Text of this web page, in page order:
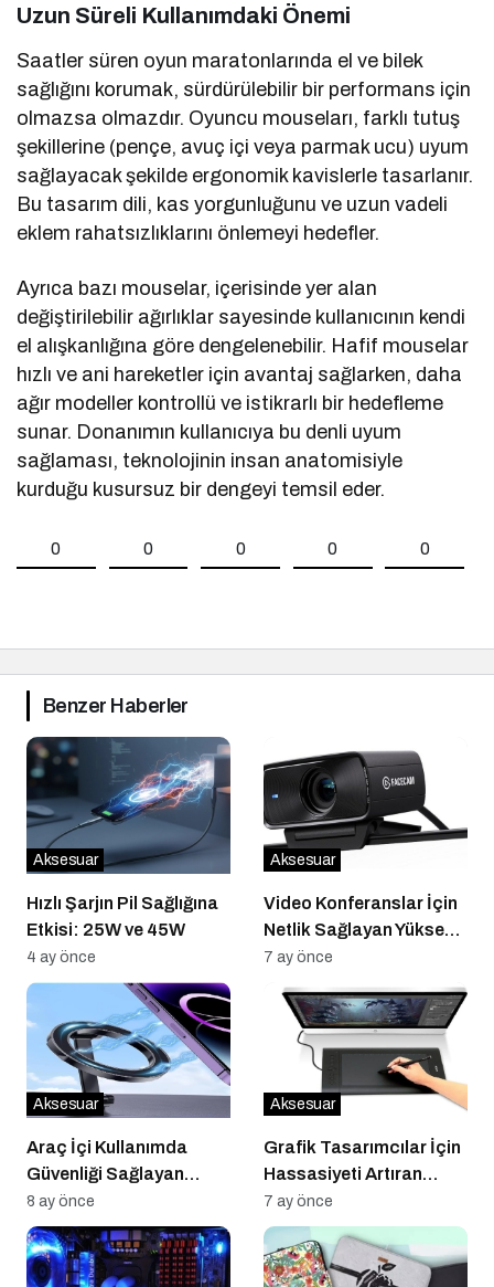
Uzun Süreli Kullanımdaki Önemi
Saatler süren oyun maratonlarında el ve bilek
sağlığını korumak, sürdürülebilir bir performans için
olmazsa olmazdır. Oyuncu mouseları, farklı tutuş
şekillerine (pençe, avuç içi veya parmak ucu) uyum
sağlayacak şekilde ergonomik kavislerle tasarlanır.
Bu tasarım dili, kas yorgunluğunu ve uzun vadeli
eklem rahatsızlıklarını önlemeyi hedefler.
Ayrıca bazı mouselar, içerisinde yer alan
değiştirilebilir ağırlıklar sayesinde kullanıcının kendi
el alışkanlığına göre dengelenebilir. Hafif mouselar
hızlı ve ani hareketler için avantaj sağlarken, daha
ağır modeller kontrollü ve istikrarlı bir hedefleme
sunar. Donanımın kullanıcıya bu denli uyum
sağlaması, teknolojinin insan anatomisiyle
kurduğu kusursuz bir dengeyi temsil eder.
0 0 0 0 0
Benzer Haberler
Hızlı Şarjın Pil Sağlığına
Etkisi: 25W ve 45W
Aksesuar
4 ay önce
Video Konferanslar İçin
Netlik Sağlayan Yüksek
Çözünürlüklü Harici
Aksesuar
7 ay önce
Araç İçi Kullanımda
Güvenliği Sağlayan
Manyetik Telefon Tutucu
Sistemler
Aksesuar
8 ay önce
Grafik Tasarımcılar İçin
Hassasiyeti Artıran
Dijital Çizim Tableti
Aksesuarları
Aksesuar
7 ay önce